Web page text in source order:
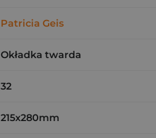
Patricia Geis
Okładka twarda
32
215x280mm